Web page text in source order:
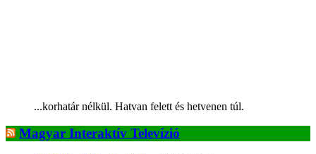
...korhatár nélkül. Hatvan felett és hetvenen túl.
Magyar Interaktív Televízió